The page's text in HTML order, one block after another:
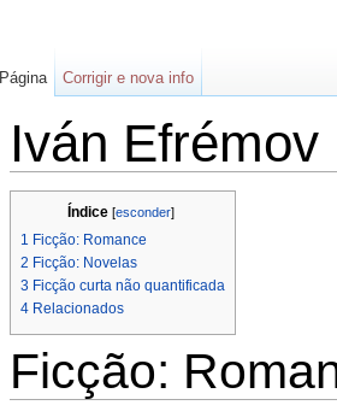
Iván Efrémov
Índice [esconder]
1 Ficção: Romance
2 Ficção: Novelas
3 Ficção curta não quantificada
4 Relacionados
Ficção:
Página Corrigir e nova info